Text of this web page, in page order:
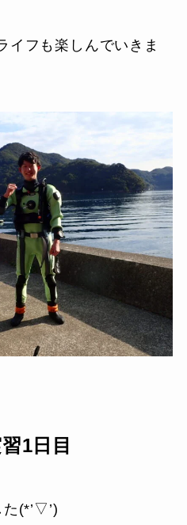
イフも楽しんでいきま
1日目
(*’▽’)